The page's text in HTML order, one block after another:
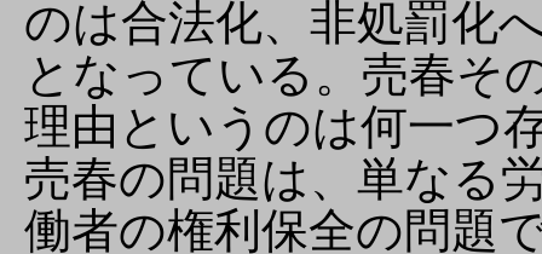
のは合法化、非処罰化
となっている。売春そ
理由というのは何一つ
売春の問題は、単なる
働者の権利保全の問題